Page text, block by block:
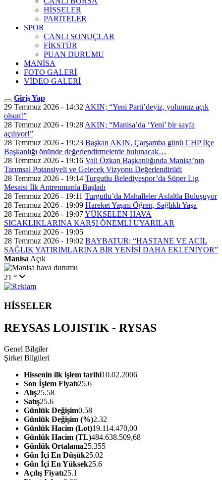
HİSSELER
PARİTELER
SPOR
CANLI SONUÇLAR
FİKSTÜR
PUAN DURUMU
MANİSA
FOTO GALERİ
VİDEO GALERİ
Giriş Yap
29 Temmuz 2026 - 14:32 AKIN; “Yeni Parti’deyiz, yolumuz açık
olsun!”
28 Temmuz 2026 - 19:28 AKIN; “Manisa’da ‘Yeni’ bir sayfa
açılıyor!”
28 Temmuz 2026 - 19:23 Başkan AKIN, Çarşamba günü CHP İlçe
Başkanlığı önünde değerlendirmelerde bulunacak…
28 Temmuz 2026 - 19:16 Vali Özkan Başkanlığında Manisa’nın
Tarımsal Potansiyeli ve Gelecek Vizyonu Değerlendirildi
28 Temmuz 2026 - 19:14 Turgutlu Belediyespor’da Süper Lig
Mesaisi İlk Antrenmanla Başladı
28 Temmuz 2026 - 19:11 Turgutlu’da Mahalleler Asfaltla Buluşuyor
28 Temmuz 2026 - 19:09 Hareket Yaşını Öğren, Sağlıklı Yaşa
28 Temmuz 2026 - 19:07YÜKSELEN HAVA
SICAKLIKLARINA KARŞI ÖNEMLİ UYARILAR
28 Temmuz 2026 - 19:05
28 Temmuz 2026 - 19:02 BAYBATUR; “HASTANE VE ACİL
SAĞLIK YATIRIMLARINA BİR YENİSİ DAHA EKLENİYOR”
Manisa Açık
21 °
HİSSELER
REYSAS LOJISTIK - RYSAS
Genel Bilgiler
Şirket Bilgileri
Hissenin ilk işlem tarihi10.02.2006
Son İşlem Fiyatı25.6
Alış25.58
Satış25.6
Günlük Değişim0.58
Günlük Değişim (%)2.32
Günlük Hacim (Lot)19.114.470,00
Günlük Hacim (TL)484.638.509,68
Günlük Ortalama25.355
Gün İçi En Düşük25.02
Gün İçi En Yüksek25.6
Açılış Fiyatı25.1